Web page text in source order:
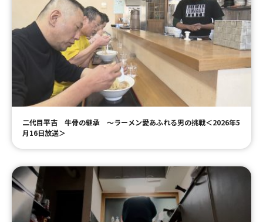
二代目平吉 牛骨の継承 ～ラーメン愛あふれる男の挑戦＜2026年5
月16日放送＞